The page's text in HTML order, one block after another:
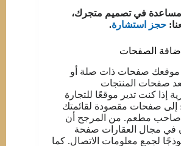
مساعدة في تصميم متجرك،
حجز استشارة.
الصفحات
صفحات ذات صلة أو
صفحات المنتجات
إذا كنت تدير موقعًا للتجارة
إلى صفحات مقصودة لقائمتك
صاحب مطعم. من المرجح أن
مجال العقارات صفحة
لجمع معلومات الاتصال. كما